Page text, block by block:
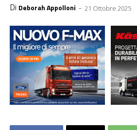
Di Deborah Appolloni - 21 Ottobre 2025